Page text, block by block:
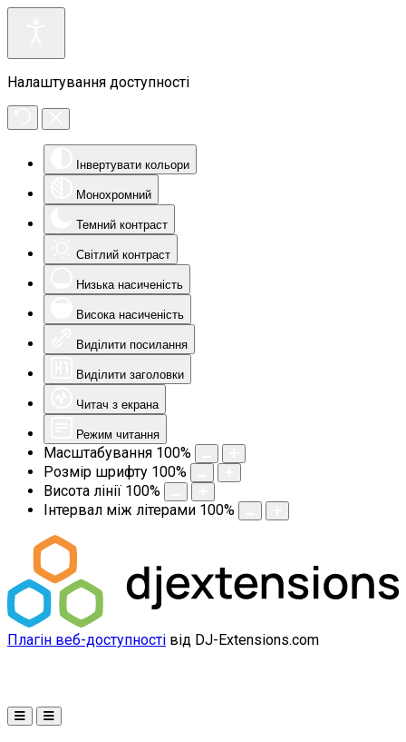
Налаштування доступності
Інвертувати кольори
Монохромний
Темний контраст
Світлий контраст
Низька насиченість
Висока насиченість
Виділити посилання
Виділити заголовки
Читач з екрана
Режим читання
Масштабування 100%
Розмір шрифту 100%
Висота лінії 100%
Інтервал між літерами 100%
Плагін веб-доступності від DJ-Extensions.com